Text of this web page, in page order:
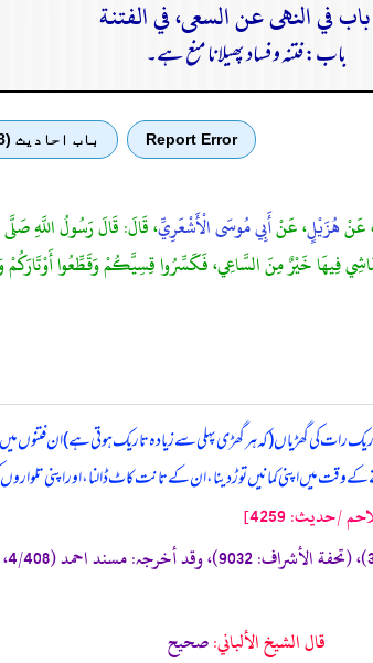
باب: فتنہ و فساد پھیلانا منع ہے۔
Report Error باب احادیث (8)
عَنْهُزَيْلٍ، عَنْأَبِي مُوسَى الْأَشْعَرِيِّ، قَالَ: قَالَ رَسُولُ اللَّهِ
فِيهَا خَيْرٌ مِنَ السَّاعِي، فَكَسِّرُوا قِسِيَّكُمْ وَقَطِّعُوا
رات کی گھڑیاں (کہ ہر گھڑی پہلی سے زیادہ تاریک ہوتی ہے) ان فتنوں میں
میں اپنی کمانیں توڑ دینا، ان کے تانت کاٹ ڈالنا، اور اپنی تلواروں
/حدیث: 4259]
قال الشيخ الألباني:صحيح